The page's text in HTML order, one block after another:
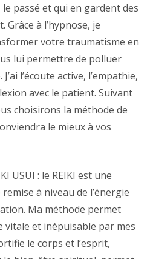
passé et qui en gardent des
Grâce à l’hypnose, je
votre traumatisme en
lui permettre de polluer
l’écoute active, l’empathie,
avec le patient. Suivant
choisirons la méthode de
le mieux à vos
USUI : le REIKI est une
à niveau de l’énergie
Ma méthode permet
vitale et inépuisable par mes
le corps et l’esprit,